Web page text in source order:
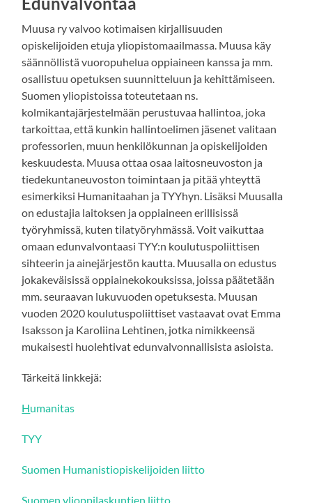
Muusa ry valvoo kotimaisen kirjallisuuden
opiskelijoiden etuja yliopistomaailmassa. Muusa käy
säännöllistä vuoropuhelua oppiaineen kanssa ja mm.
osallistuu opetuksen suunnitteluun ja kehittämiseen.
Suomen yliopistoissa toteutetaan ns.
kolmikantajärjestelmään perustuvaa hallintoa, joka
tarkoittaa, että kunkin hallintoelimen jäsenet valitaan
professorien, muun henkilökunnan ja opiskelijoiden
keskuudesta. Muusa ottaa osaa laitosneuvoston ja
tiedekuntaneuvoston toimintaan ja pitää yhteyttä
esimerkiksi Humanitaahan ja TYYhyn. Lisäksi Muusalla
on edustajia laitoksen ja oppiaineen erillisissä
työryhmissä, kuten tilatyöryhmässä. Voit vaikuttaa
omaan edunvalvontaasi TYY:n koulutuspoliittisen
sihteerin ja ainejärjestön kautta. Muusalla on edustus
jokakeväisissä oppiainekokouksissa, joissa päätetään
mm. seuraavan lukuvuoden opetuksesta. Muusan
vuoden 2020 koulutuspoliittiset vastaavat ovat Emma
Isaksson ja Karoliina Lehtinen, jotka nimikkeensä
mukaisesti huolehtivat edunvalvonnallisista asioista.
Tärkeitä linkkejä:
Humanitas
TYY
Suomen Humanistiopiskelijoiden liitto
Suomen ylioppilaskuntien liitto